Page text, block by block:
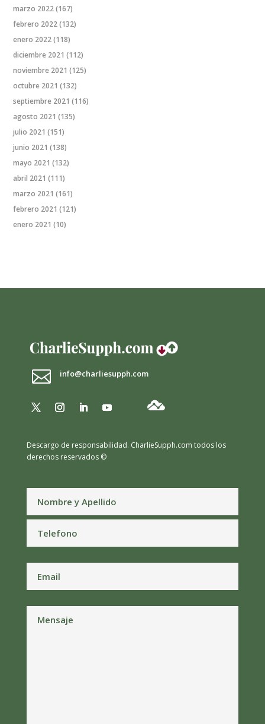
marzo 2022(167)
febrero 2022(132)
enero 2022(118)
diciembre 2021 (112)
noviembre 2021 (125)
octubre 2021 (132)
septiembre 2021 (116)
agosto 2021 (135)
julio 2021 (151)
junio 2021 (138)
mayo 2021 (132)
abril 2021 (111)
marzo 2021 (161)
febrero 2021 (121)
enero 2021 (10)
 info@charliesupph.com
Descargo de responsabilidad. CharlieSupph.com todos los
derechos reservados ©